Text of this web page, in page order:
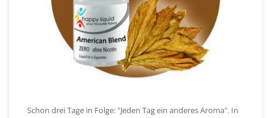
Schon drei Tage in Folge: "Jeden Tag ein anderes Aroma". In